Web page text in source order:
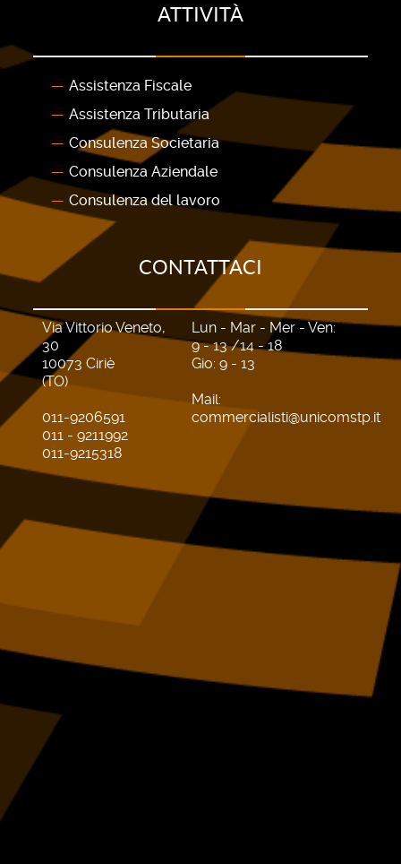
ATTIVITÀ
Assistenza Fiscale
Assistenza Tributaria
Consulenza Societaria
Consulenza Aziendale
Consulenza del lavoro
CONTATTACI
Via Vittorio Veneto,
30
10073 Ciriè
(TO)
011-9206591
011 - 9211992
011-9215318
Lun - Mar - Mer - Ven:
9 - 13 /14 - 18
Gio: 9 - 13
Mail:
commercialisti@unicomstp.it